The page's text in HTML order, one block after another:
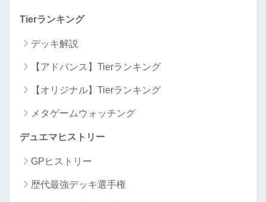
Tierランキング
デッキ解説
【アドバンス】Tierランキング
【オリジナル】Tierランキング
メタゲームウォッチング
デュエマヒストリー
GPヒストリー
歴代最強デッキ選手権